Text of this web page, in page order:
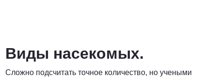
Виды насекомых.
Сложно подсчитать точное количество, но учеными